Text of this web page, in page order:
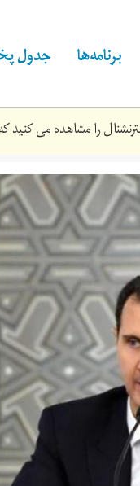
برنامه‌ها جدول
را مشاهده می